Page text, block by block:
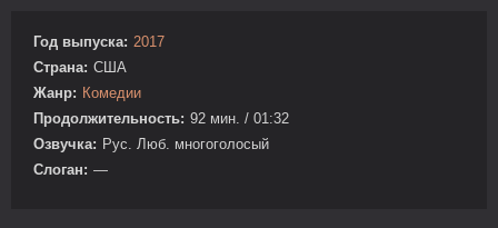
Год выпуска: 2017
Страна: США
Жанр: Комедии
Продолжительность: 92 мин. / 01:32
Озвучка: Рус. Люб. многоголосый
Слоган: —